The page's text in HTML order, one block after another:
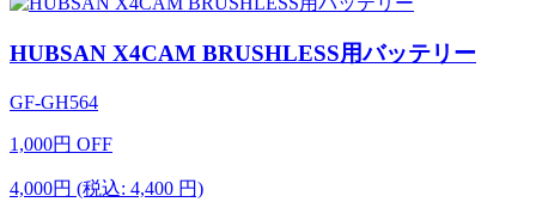
HUBSAN X4CAM BRUSHLESS用バッテリー
GF-GH564
1,000円 OFF
4,000円 (税込: 4,400 円)